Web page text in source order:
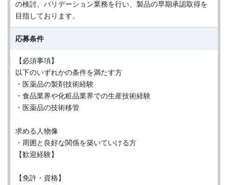
の検討、バリデーション業務を行い、製品の早期承認取得を
目指しております。
応募条件
【必須事項】
以下のいずれかの条件を満たす方
・医薬品の製剤技術経験
・食品業界や化粧品業界での生産技術経験
・医薬品の技術移管
求める人物像
・周囲と良好な関係を築いていける方
【歓迎経験】
【免許・資格】